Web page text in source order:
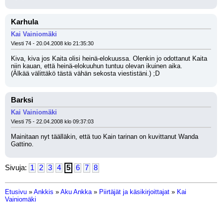
Karhula
Kai Vainiomäki
Viesti 74 - 20.04.2008 klo 21:35:30
Kiva, kiva jos Kaita olisi heinä-elokuussa. Olenkin jo odottanut Kaita
niin kauan, että heinä-elokuuhun tuntuu olevan ikuinen aika.
(Älkää välittäkö tästä vähän sekosta viestistäni.) ;D
Barksi
Kai Vainiomäki
Viesti 75 - 22.04.2008 klo 09:37:03
Mainitaan nyt täälläkin, että tuo Kain tarinan on kuvittanut Wanda
Gattino.
Sivuja: 1 2 3 4 5 6 7 8
Etusivu » Ankkis » Aku Ankka » Piirtäjät ja käsikirjoittajat » Kai
Vainiomäki